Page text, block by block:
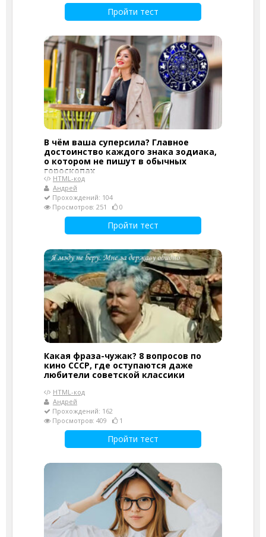
Пройти тест
В чём ваша суперсила? Главное
достоинство каждого знака зодиака,
о котором не пишут в обычных
гороскопах
HTML-код
Андрей
Прохождений: 104
Просмотров: 251
0
Пройти тест
Какая фраза-чужак? 8 вопросов по
кино СССР, где оступаются даже
любители советской классики
HTML-код
Андрей
Прохождений: 162
Просмотров: 409
1
Пройти тест